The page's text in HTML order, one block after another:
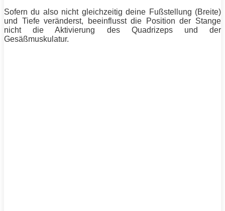
Sofern du also nicht gleichzeitig deine Fußstellung (Breite)
und Tiefe veränderst, beeinflusst die Position der Stange
nicht die Aktivierung des Quadrizeps und der
Gesäßmuskulatur.